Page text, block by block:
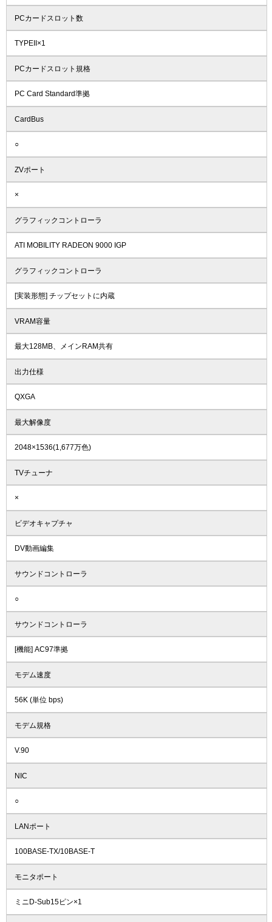
PCカードスロット数
TYPEII×1
PCカードスロット規格
PC Card Standard準拠
CardBus
○
ZVポート
×
グラフィックコントローラ
ATI MOBILITY RADEON 9000 IGP
グラフィックコントローラ
[実装形態] チップセットに内蔵
VRAM容量
最大128MB、メインRAM共有
出力仕様
QXGA
最大解像度
2048×1536(1,677万色)
TVチューナ
×
ビデオキャプチャ
DV動画編集
サウンドコントローラ
○
サウンドコントローラ
[機能] AC97準拠
モデム速度
56K (単位 bps)
モデム規格
V.90
NIC
○
LANポート
100BASE-TX/10BASE-T
モニタポート
ミニD-Sub15ピン×1